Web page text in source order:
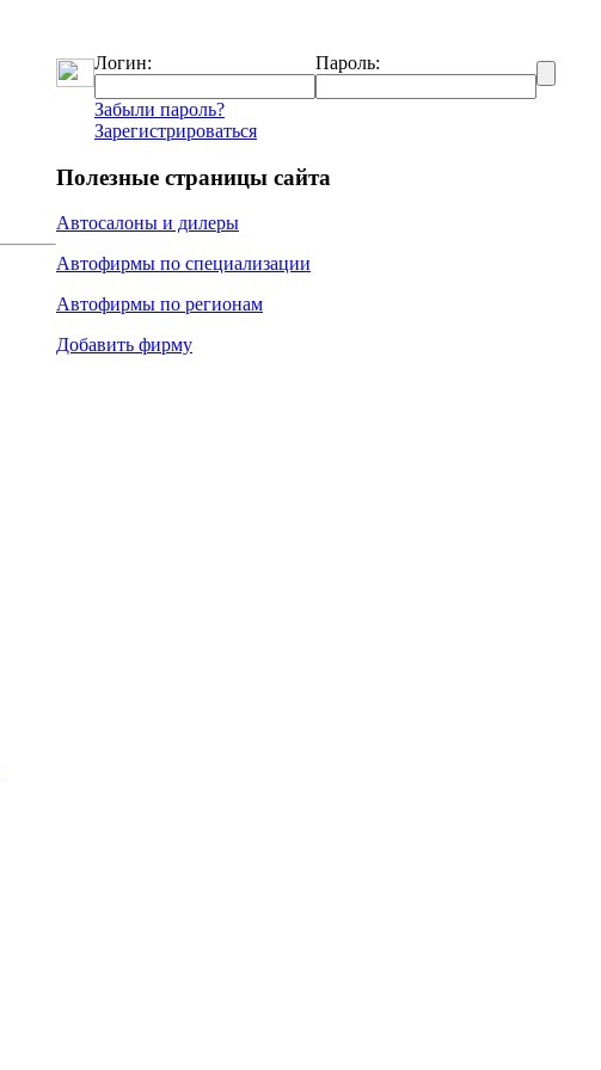
Логин: Пароль:
Забыли пароль?
Зарегистрироваться
Полезные страницы сайта
Автосалоны и дилеры
Автофирмы по специализации
Автофирмы по регионам
Добавить фирму